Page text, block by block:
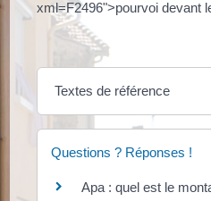
xml=F2496">pourvoi devant
Textes de référence
Questions ? Réponses !
Apa : quel est le